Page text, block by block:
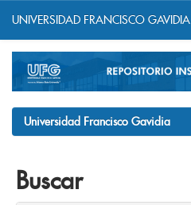
navigation
UNIVERSIDAD FRANCISCO GAVIDIA
Universidad Francisco Gavidia
Buscar